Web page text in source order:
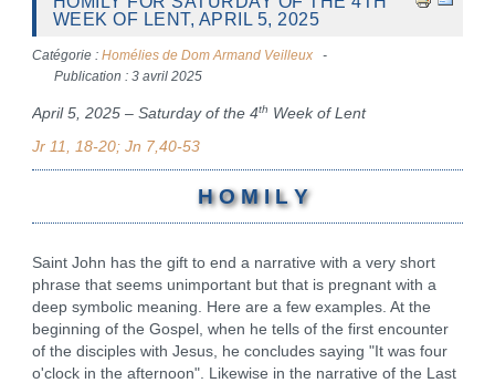
WEEK OF LENT, APRIL 5, 2025
Catégorie : Homélies de Dom Armand Veilleux
Publication : 3 avril 2025
April 5, 2025 – Saturday of the 4th Week of Lent
Jr 11, 18-20; Jn 7,40-53
H O M I L Y
Saint John has the gift to end a narrative with a very short
phrase that seems unimportant but that is pregnant with a
deep symbolic meaning. Here are a few examples. At the
beginning of the Gospel, when he tells of the first encounter
of the disciples with Jesus, he concludes saying "It was four
o'clock in the afternoon". Likewise in the narrative of the Last